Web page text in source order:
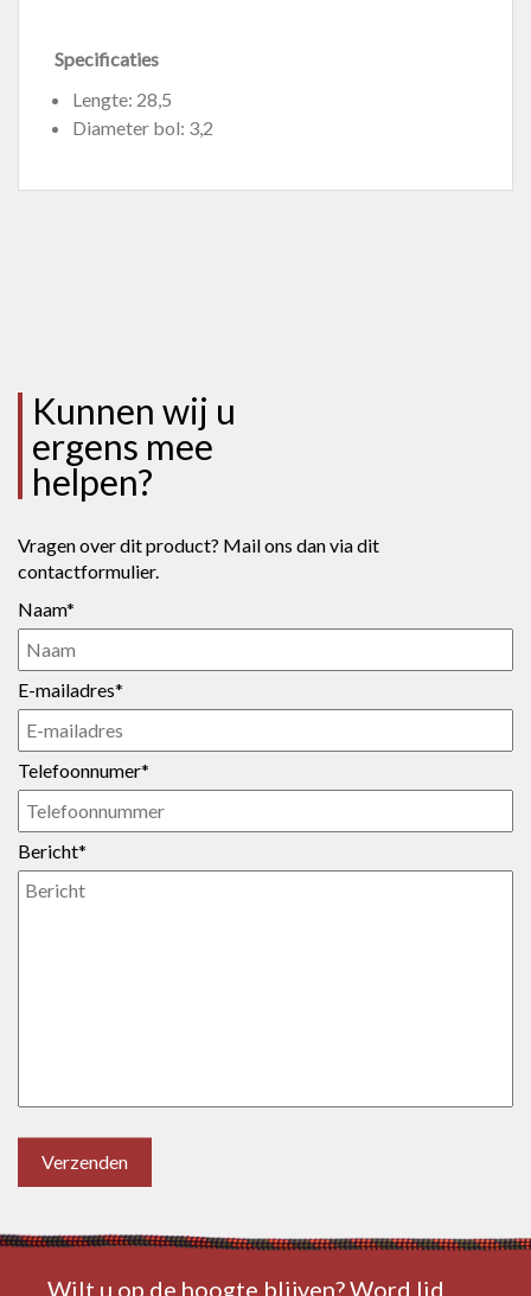
Specificaties
Lengte: 28,5
Diameter bol: 3,2
Kunnen wij u
ergens mee
helpen?
Vragen over dit product? Mail ons dan via dit
contactformulier.
Naam*
E-mailadres*
Telefoonnumer*
Bericht*
Verzenden
Wilt u op de hoogte blijven? Word lid